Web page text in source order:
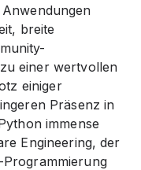
breite
einer wertvollen
einiger
Präsenz in
immense
Engineering, der